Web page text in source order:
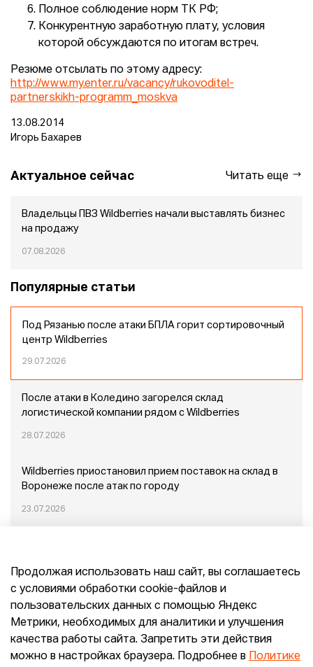
Полное соблюдение норм ТК РФ;
Конкурентную заработную плату, условия
которой обсуждаются по итогам встреч.
Резюме отсылать по этому адресу:
http://www.my.enter.ru/vacancy/rukovoditel-
partnerskikh-programm_moskva
13.08.2014
Игорь Бахарев
Актуальное сейчас Читать еще
Владельцы ПВЗ Wildberries начали выставлять бизнес
на продажу
07.08.2026
Популярные статьи
Под Рязанью после атаки БПЛА горит сортировочный
центр Wildberries
29.07.2026
После атаки в Коледино загорелся склад
логистической компании рядом с Wildberries
28.07.2026
Wildberries приостановил прием поставок на склад в
Воронеже после атак по городу
23.07.2026
Конец эпохи маркетплейсов: прогнозы сооснователя
Mr.Doors Максима Валецкого
26.06.2026
Продолжая использовать наш сайт, вы соглашаетесь
с условиями обработки cookie-файлов и
пользовательских данных с помощью Яндекс
Метрики, необходимых для аналитики и улучшения
качества работы сайта. Запретить эти действия
можно в настройках браузера. Подробнее в
Политике